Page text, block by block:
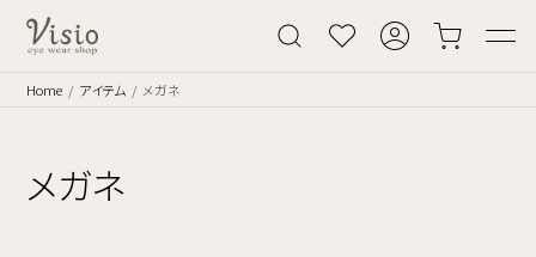
Home アイテム メガネ
メガネ